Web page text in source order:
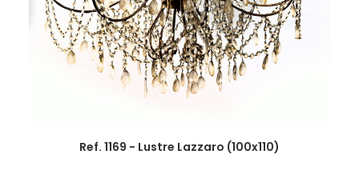
Ref. 1169 - Lustre Lazzaro (100x110)